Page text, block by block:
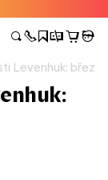
Levenhuk: